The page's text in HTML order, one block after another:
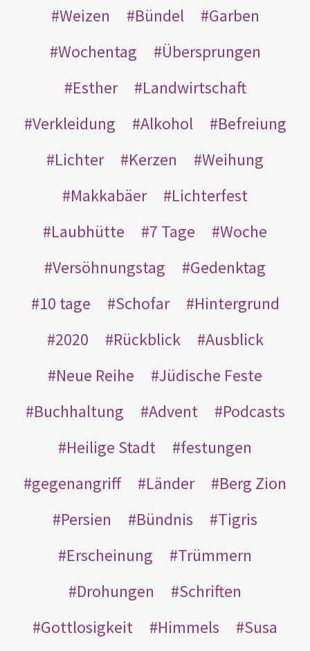
Weizen
Bündel
Garben
Wochentag
Übersprungen
Esther
Landwirtschaft
Verkleidung
Alkohol
Befreiung
Lichter
Kerzen
Weihung
Makkabäer
Lichterfest
Laubhütte
7 Tage
Woche
Versöhnungstag
Gedenktag
10 tage
Schofar
Hintergrund
2020
Rückblick
Ausblick
Neue Reihe
Jüdische Feste
Buchhaltung
Advent
Podcasts
Heilige Stadt
festungen
gegenangriff
Länder
Berg Zion
Persien
Bündnis
Tigris
Erscheinung
Trümmern
Drohungen
Schriften
Gottlosigkeit
Himmels
Susa